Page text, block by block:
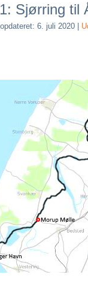
Sjørring til
6. juli 2020